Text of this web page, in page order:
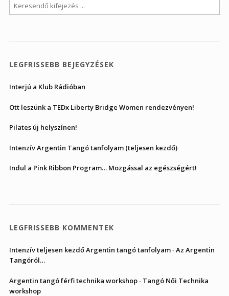
LEGFRISSEBB BEJEGYZÉSEK
Interjú a Klub Rádióban
Ott leszünk a TEDx Liberty Bridge Women rendezvényen!
Pilates új helyszínen!
Intenzív Argentin Tangó tanfolyam (teljesen kezdő)
Indul a Pink Ribbon Program… Mozgással az egészségért!
LEGFRISSEBB KOMMENTEK
Intenzív teljesen kezdő Argentin tangó tanfolyam-Az Argentin
Tangóról…
Argentin tangó férfi technika workshop- Tangó Női Technika
workshop